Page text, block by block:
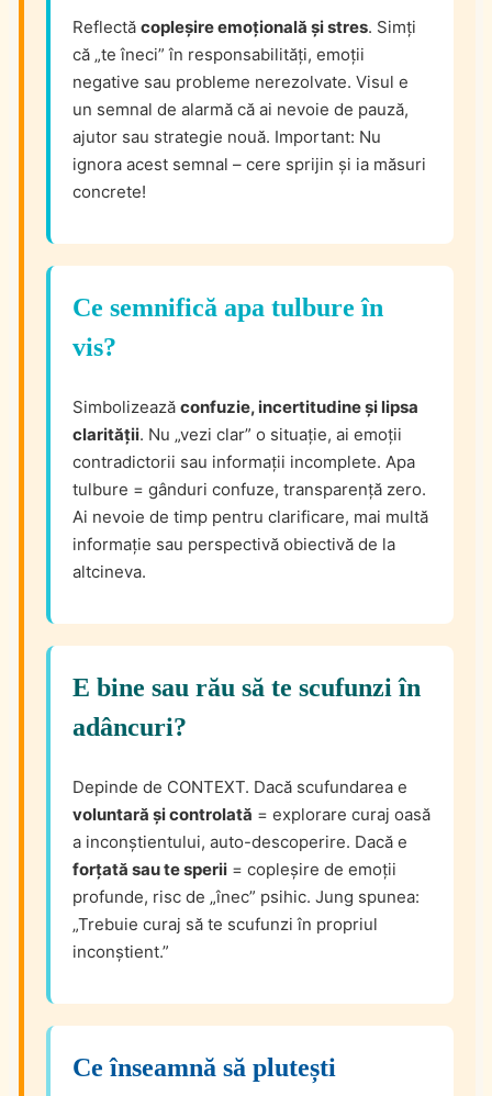
Reflectă copleșire emoțională și stres. Simți
că „te îneci” în responsabilități, emoții
negative sau probleme nerezolvate. Visul e
un semnal de alarmă că ai nevoie de pauză,
ajutor sau strategie nouă. Important: Nu
ignora acest semnal – cere sprijin și ia măsuri
concrete!
Ce semnifică apa tulbure în
vis?
Simbolizează confuzie, incertitudine și lipsa
clarității. Nu „vezi clar” o situație, ai emoții
contradictorii sau informații incomplete. Apa
tulbure = gânduri confuze, transparență zero.
Ai nevoie de timp pentru clarificare, mai multă
informație sau perspectivă obiectivă de la
altcineva.
E bine sau rău să te scufunzi în
adâncuri?
Depinde de CONTEXT. Dacă scufundarea e
voluntară și controlată = explorare curaj oasă
a inconștientului, auto-descoperire. Dacă e
forțată sau te sperii = copleșire de emoții
profunde, risc de „înec” psihic. Jung spunea:
„Trebuie curaj să te scufunzi în propriul
inconștient.”
Ce înseamnă să plutești